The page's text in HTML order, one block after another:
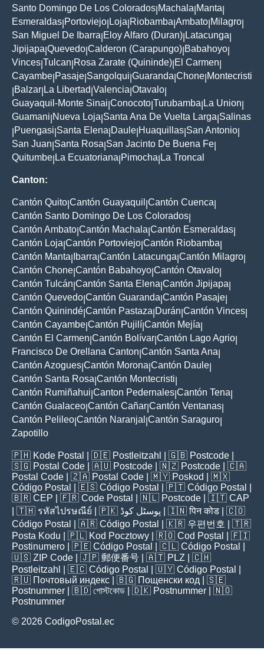
Santo Domingo De Los Colorados Machala Manta
Esmeraldas Portoviejo Loja Riobamba Ambato Milagro
San Miguel De Ibarra Eloy Alfaro (Duran) Latacunga
Jipijapa Quevedo Calderon (Carapungo) Babahoyo
Vinces Tulcan Rosa Zarate (Quininde) El Carmen
Cayambe Pasaje Sangolqui Guaranda Chone Montecristi
Balzar La Libertad Valencia Otavalo
Guayaquil-Monte Sinai Conocoto Turubamba La Union
Guamani Nueva Loja Santa Ana De Vuelta Larga Salinas
Puengasi Santa Elena Daule Huaquillas San Antonio
San Juan Santa Rosa San Jacinto De Buena Fe
Quitumbe La Ecuatoriana Pimocha La Troncal
Canton:
Cantón Quito Cantón Guayaquil Cantón Cuenca
Cantón Santo Domingo De Los Colorados
Cantón Ambato Cantón Machala Cantón Esmeraldas
Cantón Loja Cantón Portoviejo Cantón Riobamba
Cantón Manta
Ibarra Cantón Latacunga Cantón Milagro
Cantón Chone Cantón Babahoyo Cantón Otavalo
Cantón Tulcán Cantón Santa Elena Cantón Jipijapa
Cantón Quevedo Cantón Guaranda Cantón Pasaje
Cantón Quinindé Cantón Pastaza Durán Cantón Vinces
Cantón Cayambe Cantón Pujilí Cantón Mejía
Cantón El Carmen Cantón Bolívar Cantón Lago Agrio
Francisco De Orellana Canton Cantón Santa Ana
Cantón Azogues Cantón Morona Cantón Daule
Cantón Santa Rosa Cantón Montecristi
Cantón Rumiñahui Canton Pedernales Cantón Tena
Cantón Gualaceo Cantón Cañar Cantón Ventanas
Cantón Pelileo Cantón Naranjal Cantón Saraguro
Zapotillo
🇵🇭 Kode Postal | 🇩🇪 Postleitzahl | 🇬🇧 Postcode
🇸🇬 Postal Code | 🇦🇺 Postcode | 🇳🇿 Postcode | 🇨🇦
Postal Code | 🇿🇦 Postal Code | 🇲🇾 Poskod
| 🇲🇽
Código Postal
| 🇪🇸 Código Postal | 🇵🇹 Código Postal
🇧🇷 CEP | 🇫🇷 Code Postal | 🇳🇱 Postcode | 🇮🇹 CAP
| 🇹🇭 รหัสไปรษณีย์ | 🇵🇰 پوسٹل کوڈ | 🇮🇳पिन कोड | 🇨🇴
Código Postal
| 🇦🇷 Código Postal | 🇰🇷 우편번호
| 🇹🇷
Posta Kodu | 🇵🇱 Kod Pocztowy | 🇷🇴 Cod Poștal
| 🇫🇮
Postinumero | 🇵🇪 Código Postal | 🇨🇱 Código Postal
🇺🇸 ZIP Code | 🇯🇵 郵便番号 | 🇦🇹 PLZ | 🇨🇭
Postleitzahl
| 🇪🇨 Código Postal | 🇺🇾 Código Postal
🇷🇺 Почтовый индекс | 🇧🇬 Пощенски код | 🇸🇪
Postnummer | 🇧🇩 পোস্টকোড | 🇩🇰 Postnummer | 🇳🇴
Postnummer
© 2026 CodigoPostal.ec